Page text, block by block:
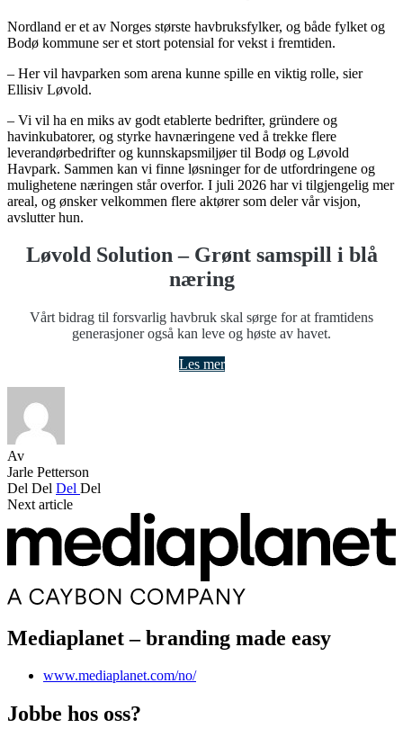
Nordland er et av Norges største havbruksfylker, og både fylket og
Bodø kommune ser et stort potensial for vekst i fremtiden.
– Her vil havparken som arena kunne spille en viktig rolle, sier
Ellisiv Løvold.
– Vi vil ha en miks av godt etablerte bedrifter, gründere og
havinkubatorer, og styrke havnæringene ved å trekke flere
leverandørbedrifter og kunnskapsmiljøer til Bodø og Løvold
Havpark. Sammen kan vi finne løsninger for de utfordringene og
mulighetene næringen står overfor. I juli 2026 har vi tilgjengelig mer
areal, og ønsker velkommen flere aktører som deler vår visjon,
avslutter hun.
Løvold Solution – Grønt samspill i blå
næring
Vårt bidrag til forsvarlig havbruk skal sørge for at framtidens
generasjoner også kan leve og høste av havet.
Les mer
Av
Jarle Petterson
Del Del Del Del
Next article
Mediaplanet – branding made easy
www.mediaplanet.com/no/
Jobbe hos oss?